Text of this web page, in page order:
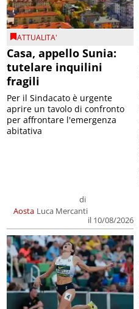
ATTUALITA'
Casa, appello Sunia:
tutelare inquilini
fragili
Aosta
di
Luca Mercanti
il 10/08/2026
Per il Sindacato è urgente
aprire un tavolo di confronto
per affrontare l'emergenza
abitativa